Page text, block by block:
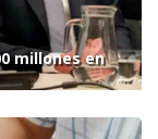
millones en